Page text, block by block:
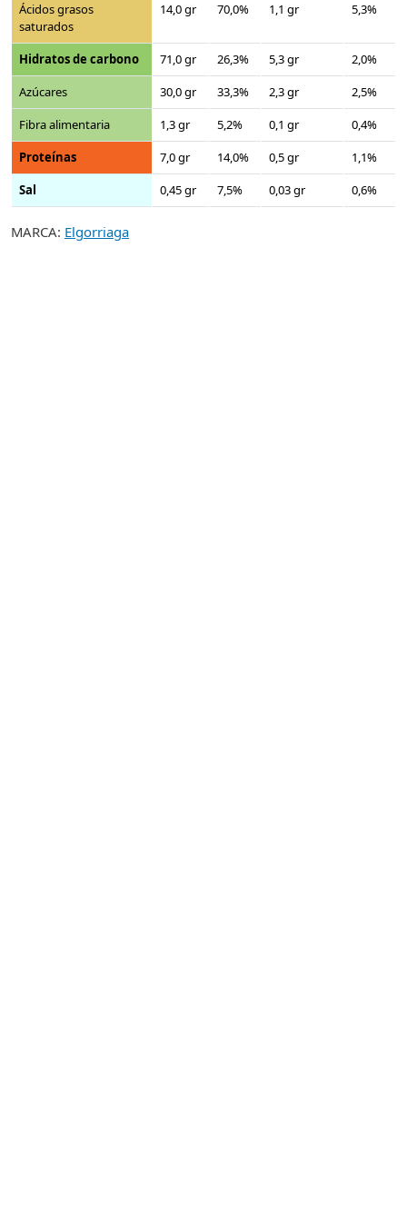
Ácidos grasos
saturados
14,0 gr 70,0% 1,1 gr 5,3%
Hidratos de carbono 71,0 gr 26,3% 5,3 gr
2,0%
Azúcares
30,0 gr 33,3% 2,3 gr
2,5%
Fibra alimentaria
1,3 gr 5,2% 0,1 gr
0,4%
Proteínas
7,0 gr 14,0% 0,5 gr
1,1%
Sal
0,45 gr 7,5% 0,03 gr 0,6%
MARCA: Elgorriaga